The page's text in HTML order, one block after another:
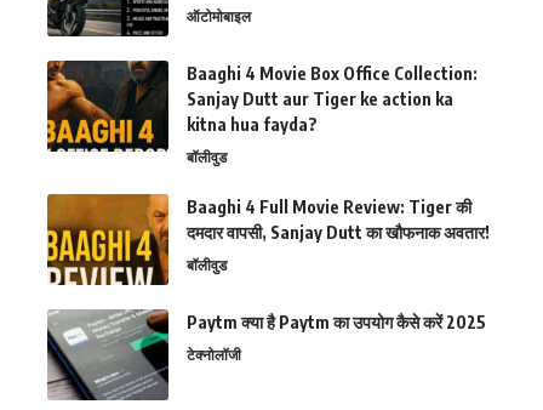
ऑटोमोबाइल
Baaghi 4 Movie Box Office Collection:
Sanjay Dutt aur Tiger ke action ka
kitna hua fayda?
बॉलीवुड
Baaghi 4 Full Movie Review: Tiger की
दमदार वापसी, Sanjay Dutt का खौफनाक अवतार!
बॉलीवुड
Paytm क्या है Paytm का उपयोग कैसे करें 2025
टेक्नोलॉजी